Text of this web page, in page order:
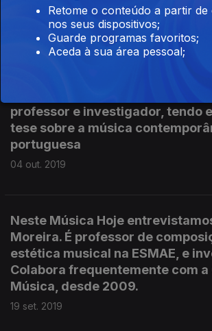
Nascido em 1960, José Mesquita
compositor e guitarrista.
professor e investigador, tendo
tese sobre a música
portuguesa
04 out. 2019
Neste Música Hoje
Moreira. É professor de
estética musical na ESMAE, e
Colabora frequentemente com a
Música, desde 2009.
19 set. 2019
Retome o conteúdo a partir
nos seus dispositivos;
Guarde programas favoritos;
Aceda à sua área pessoal;